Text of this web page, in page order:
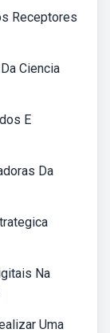
Receptores
Ciencia
E
Da
Na
Uma